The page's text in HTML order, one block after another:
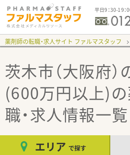
平日9：30-19：
薬剤師の転職・求人サイト ファルマスタッフ
茨木市（大阪府
(600万円以上)
職・求人情報一覧
エリア で探す